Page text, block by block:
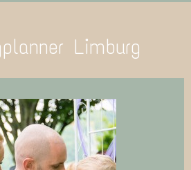
Limburg